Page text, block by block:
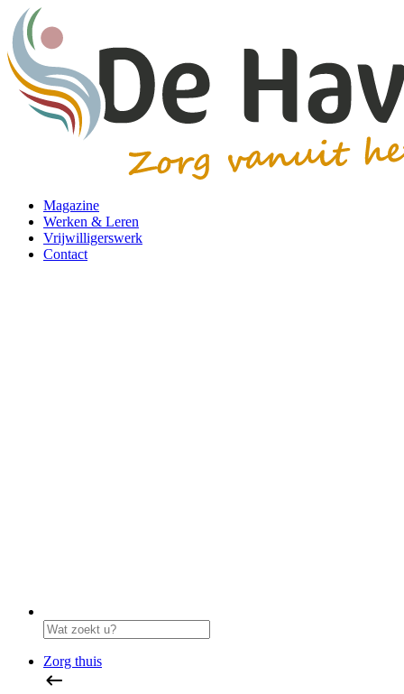
Magazine
Werken & Leren
Vrijwilligerswerk
Contact
Zorg thuis